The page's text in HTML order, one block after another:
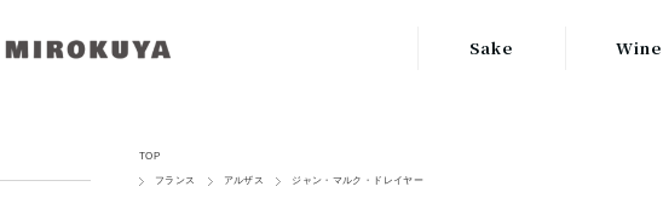
Sake Wine
TOP
フランス アルザス ジャン・マルク・ドレイヤー